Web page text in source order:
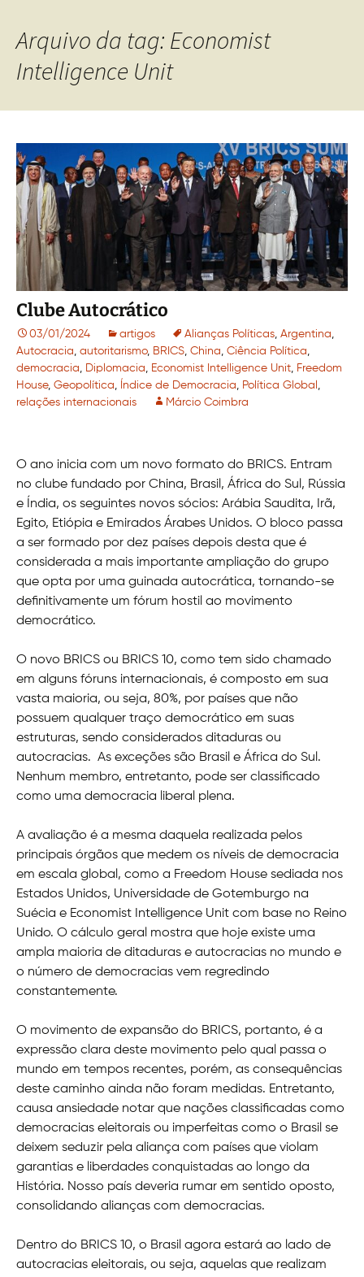
Arquivo da tag: Economist
Intelligence Unit
Clube Autocrático
03/01/2024 artigos Alianças Políticas, Argentina,
Autocracia, autoritarismo, BRICS, China, Ciência Política,
democracia, Diplomacia, Economist Intelligence Unit, Freedom
House, Geopolítica, Índice de Democracia, Política Global ,
relações internacionais
Márcio Coimbra
O ano inicia com um novo formato do BRICS. Entram
no clube fundado por China, Brasil, África do Sul, Rússia
e Índia, os seguintes novos sócios: Arábia Saudita, Irã,
Egito, Etiópia e Emirados Árabes Unidos. O bloco passa
a ser formado por dez países depois desta que é
considerada a mais importante ampliação do grupo
que opta por uma guinada autocrática, tornando-se
definitivamente um fórum hostil ao movimento
democrático.
O novo BRICS ou BRICS 10, como tem sido chamado
em alguns fóruns internacionais, é composto em sua
vasta maioria, ou seja, 80%, por países que não
possuem qualquer traço democrático em suas
estruturas, sendo considerados ditaduras ou
autocracias. As exceções são Brasil e África do Sul.
Nenhum membro, entretanto, pode ser classificado
como uma democracia liberal plena.
A avaliação é a mesma daquela realizada pelos
principais órgãos que medem os níveis de democracia
em escala global, como a Freedom House sediada nos
Estados Unidos, Universidade de Gotemburgo na
Suécia e Economist Intelligence Unit com base no Reino
Unido. O cálculo geral mostra que hoje existe uma
ampla maioria de ditaduras e autocracias no mundo e
o número de democracias vem regredindo
constantemente.
O movimento de expansão do BRICS, portanto, é a
expressão clara deste movimento pelo qual passa o
mundo em tempos recentes, porém, as consequências
deste caminho ainda não foram medidas. Entretanto,
causa ansiedade notar que nações classificadas como
democracias eleitorais ou imperfeitas como o Brasil se
deixem seduzir pela aliança com países que violam
garantias e liberdades conquistadas ao longo da
História. Nosso país deveria rumar em sentido oposto,
consolidando alianças com democracias.
Dentro do BRICS 10, o Brasil agora estará ao lado de
autocracias eleitorais, ou seja, aquelas que realizam